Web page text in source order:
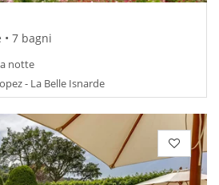
• 7 bagni
a notte
- La Belle Isnarde